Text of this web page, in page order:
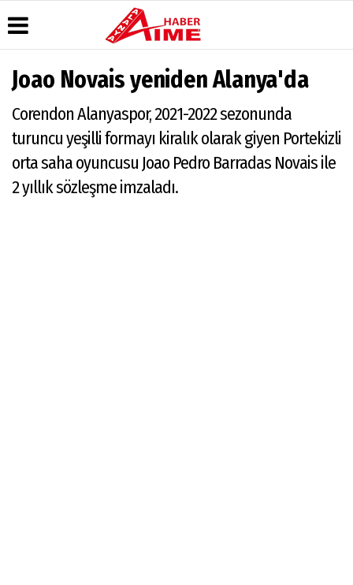
Haber
Arşivi
Dergi
Arşivi
Günün
Hava
Durumu
Gazete
Manşetleri
Anketler
Biyografiler
Yazarları
Video
Galeri
Foto
TV
Moovit
Alanya-
Gazipaşa
Joao Novais yeniden Alanya'da
Corendon Alanyaspor, 2021-2022 sezonunda
turuncu yeşilli formayı kiralık olarak giyen Portekizli
orta saha oyuncusu Joao Pedro Barradas Novais ile
2 yıllık sözleşme imzaladı.